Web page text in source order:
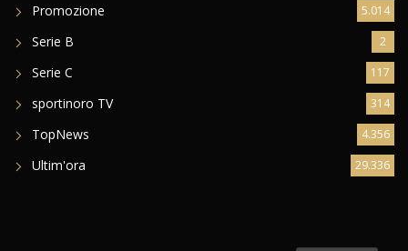
Promozione 5.014
Serie B 2
Serie C 117
sportinoro TV 314
TopNews 4.356
Ultim'ora 29.336